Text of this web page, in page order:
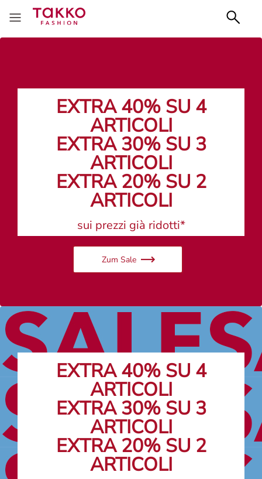
EXTRA 40% SU 4
ARTICOLI
EXTRA 30% SU 3
ARTICOLI
EXTRA 20% SU 2
ARTICOLI
sui prezzi già ridotti*
Zum Sale
EXTRA 40% SU 4
ARTICOLI
EXTRA 30% SU 3
ARTICOLI
EXTRA 20% SU 2
ARTICOLI